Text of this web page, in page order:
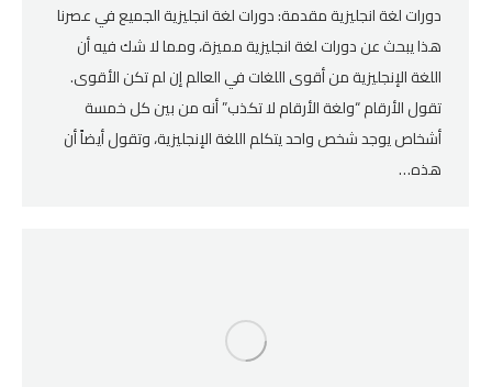
دورات لغة انجليزية مقدمة: دورات لغة انجليزية الجميع في عصرنا
هذا يبحث عن دورات لغة انجليزية مميزة، ومما لا شك فيه أن
اللغة الإنجليزية من أقوى اللغات في العالم إن لم تكن الأقوى.
تقول الأرقام “ولغة الأرقام لا تكذب” أنه من بين كل خمسة
أشخاص يوجد شخص واحد يتكلم اللغة الإنجليزية، وتقول أيضاً أن
هذه…